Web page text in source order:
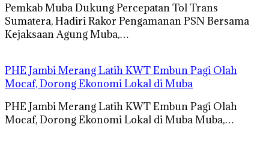
Pemkab Muba Dukung Percepatan Tol Trans
Sumatera, Hadiri Rakor Pengamanan PSN Bersama
Kejaksaan Agung Muba,…
PHE Jambi Merang Latih KWT Embun Pagi Olah
Mocaf, Dorong Ekonomi Lokal di Muba
PHE Jambi Merang Latih KWT Embun Pagi Olah
Mocaf, Dorong Ekonomi Lokal di Muba Muba,…